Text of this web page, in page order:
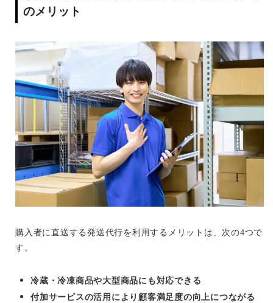
のメリット
購入者に直送する発送代行を利用するメリットは、次の4つで
す。
冷蔵・冷凍商品や大型商品にも対応できる
付加サービスの活用により顧客満足度の向上につながる